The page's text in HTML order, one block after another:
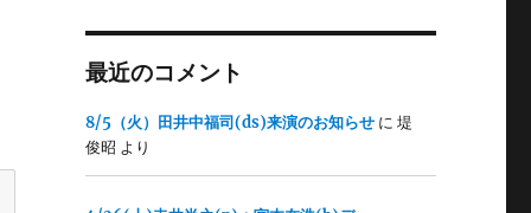
最近のコメント
8/5（火）田井中福司(ds)来演のお知らせに 堤
俊昭 より